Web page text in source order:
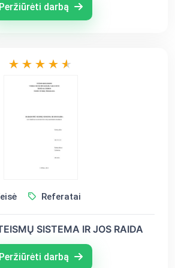
Peržiūrėti darbą
Referatai
SISTEMA IR JOS RAIDA
Peržiūrėti darbą